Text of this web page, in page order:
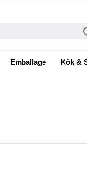
Emballage Kök &